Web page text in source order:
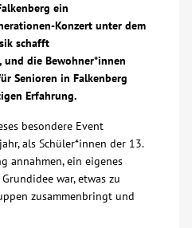
ein
Konzert unter dem
schafft
die Bewohner*innen
Senioren in Falkenberg
Erfahrung.
besondere Event
als Schüler*innen der 13.
annahmen, ein eigenes
war, etwas zu
zusammenbringt und